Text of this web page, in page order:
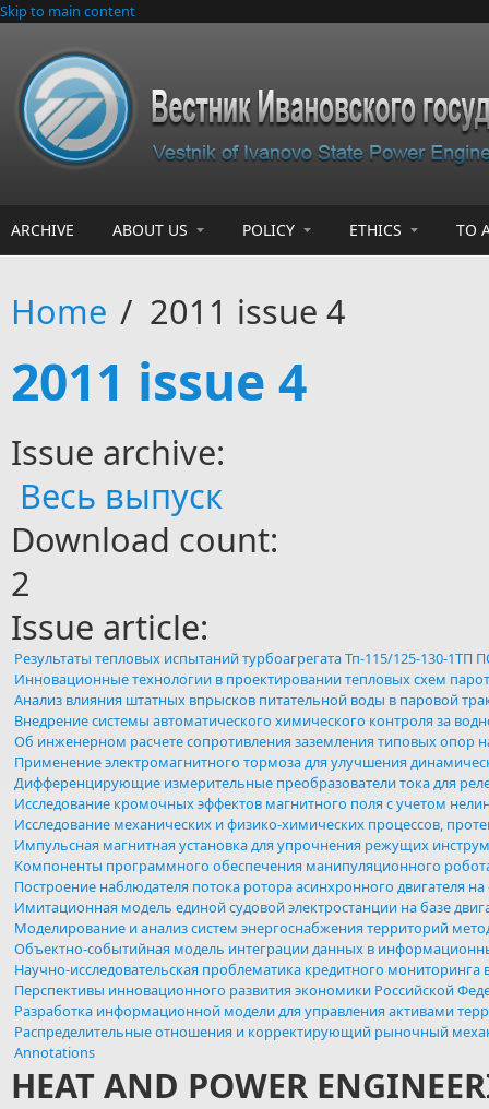
Skip to main content
ARCHIVE ABOUT US POLICY ETHICS TO
Home / 2011 issue 4
2011 issue 4
Issue archive:
Весь выпуск
Download count:
2
Issue article:
Результаты тепловых испытаний турбоагрегата Тп-115/125-130-
Инновационные технологии в проектировании тепловых схем
Анализ влияния штатных впрысков питательной воды в паровой
Внедрение системы автоматического химического контроля за
Об инженерном расчете сопротивления заземления типовых опор
Применение электромагнитного тормоза для улучшения
Дифференцирующие измерительные преобразователи тока для
Исследование кромочных эффектов магнитного поля с учетом
Исследование механических и физико-химических процессов,
Импульсная магнитная установка для упрочнения режущих
Компоненты программного обеспечения манипуляционного
Построение наблюдателя потока ротора асинхронного двигателя
Имитационная модель единой судовой электростанции на базе
Моделирование и анализ систем энергоснабжения территорий
Объектно-событийная модель интеграции данных в
Научно-исследовательская проблематика кредитного мониторинга
Перспективы инновационного развития экономики Российской
Разработка информационной модели для управления активами
Распределительные отношения и корректирующий рыночный
Annotations
HEAT AND POWER